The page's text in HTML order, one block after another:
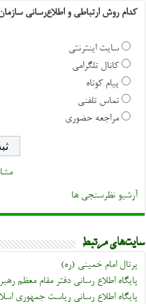
کدام روش ارتباطی و اطلاع‌رسانی
سایت اینترنتی
کانال تلگرامی
پیام کوتاه
تماس تلفنی
مراجعه حضوری
آرشیو نظرسنجی ها
سایت‌های مرتبط
پرتال امام خمینی (ره)
پایگاه اطلاع رسانی دفتر مقام معظم
پایگاه اطلاع رسانی ریاست جمهوری